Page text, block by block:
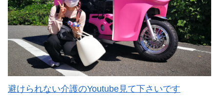
避けられない介護のYoutube見て下さいです